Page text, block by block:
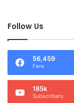
Follow Us
56,459
Fans
185k
Subscribers